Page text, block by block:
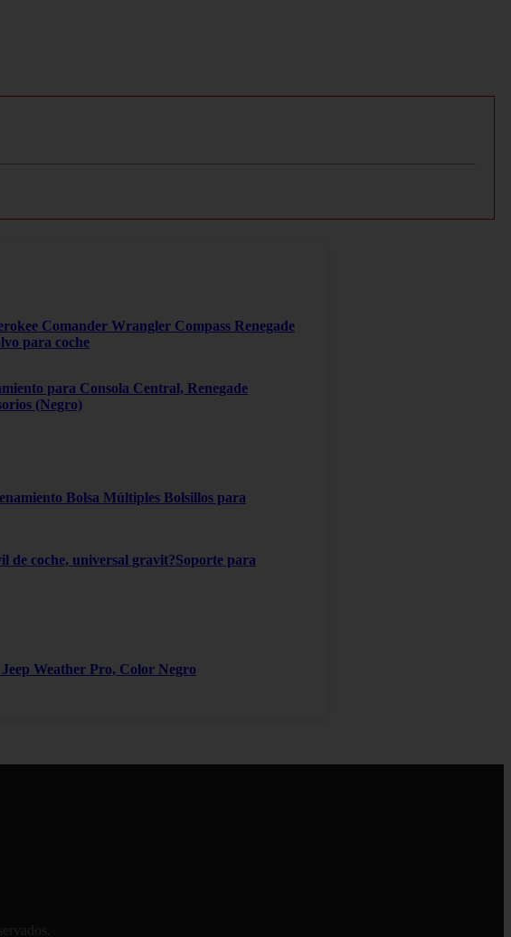
Comander Wrangler Compass Renegade
para coche
para Consola Central, Renegade
(Negro)
Bolsa Múltiples Bolsillos para
de coche, universal gravit?Soporte para
Weather Pro, Color Negro